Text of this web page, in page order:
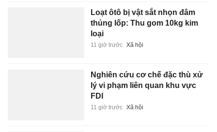
Loạt ôtô bị vật sắt nhọn đâm
thủng lốp: Thu gom 10kg kim
loại
11 giờ trước Xã hội
Nghiên cứu cơ chế đặc thù xử
lý vi phạm liên quan khu vực
FDI
11 giờ trước Xã hội